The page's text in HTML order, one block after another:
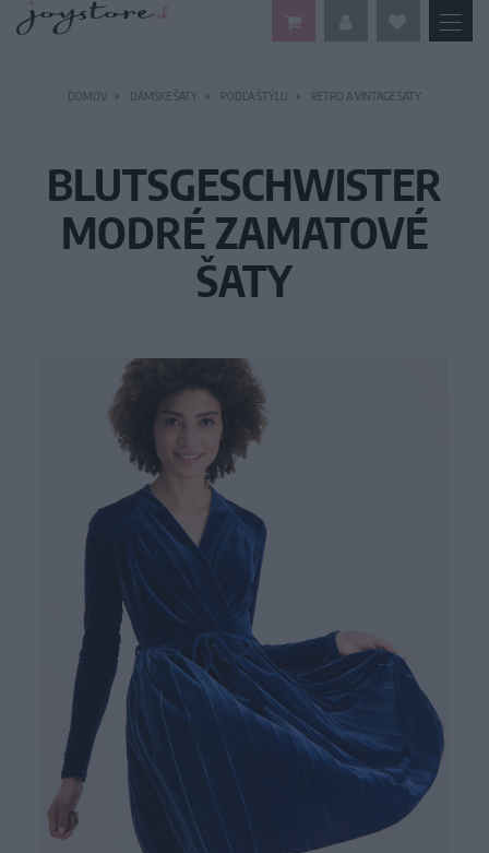
DOMOV DÁMSKE ŠATY PODĽA ŠTÝLU RETRO A VINTAGE ŠATY
BLUTSGESCHWISTER
MODRÉ ZAMATOVÉ
ŠATY